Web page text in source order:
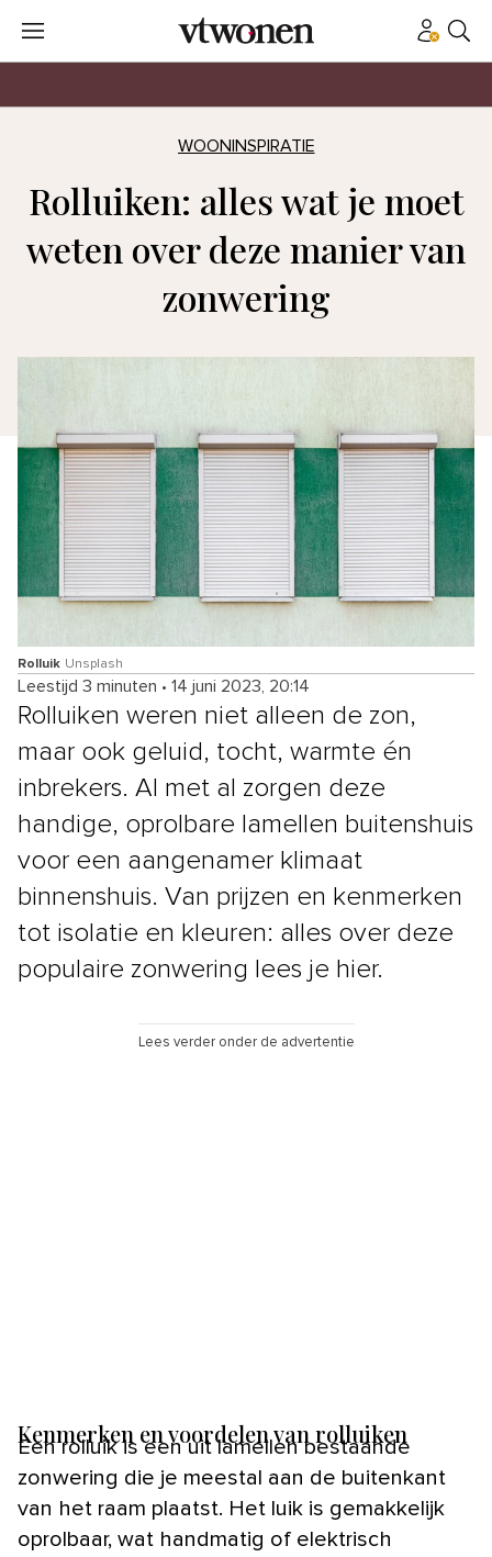
WOONINSPIRATIE
Rolluiken: alles wat je moet
weten over deze manier van
zonwering
Rolluik Unsplash
Leestijd 3 minuten • 14 juni 2023, 20:14
Rolluiken weren niet alleen de zon,
maar ook geluid, tocht, warmte én
inbrekers. Al met al zorgen deze
handige, oprolbare lamellen buitenshuis
voor een aangenamer klimaat
binnenshuis. Van prijzen en kenmerken
tot isolatie en kleuren: alles over deze
populaire zonwering lees je hier.
Lees verder onder de advertentie
Kenmerken en voordelen van rolluiken
Een rolluik is een uit lamellen bestaande
zonwering die je meestal aan de buitenkant
van het raam plaatst. Het luik is gemakkelijk
oprolbaar, wat handmatig of elektrisch